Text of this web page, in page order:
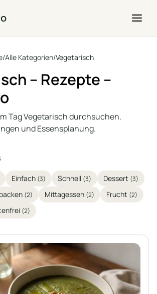
/Alle Kategorien/Vegetarisch
– Rezepte –
Tag Vegetarisch durchsuchen.
und Essensplanung.
Einfach (3) Schnell (3) Dessert (3)
(2) Mittagessen (2) Frucht (2)
(2)